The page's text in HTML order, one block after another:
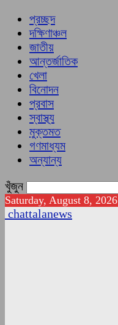
প্রচ্ছদ
দক্ষিণাঞ্চল
জাতীয়
আন্তর্জাতিক
খেলা
বিনোদন
প্রবাস
স্বাস্থ্য
মুক্তমত
গণমাধ্যম
অন্যান্য
খুঁজুন
Saturday, August 8, 2026
chattalanews